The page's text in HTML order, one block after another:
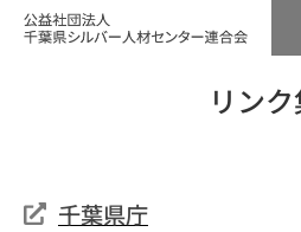
リン
千葉県庁